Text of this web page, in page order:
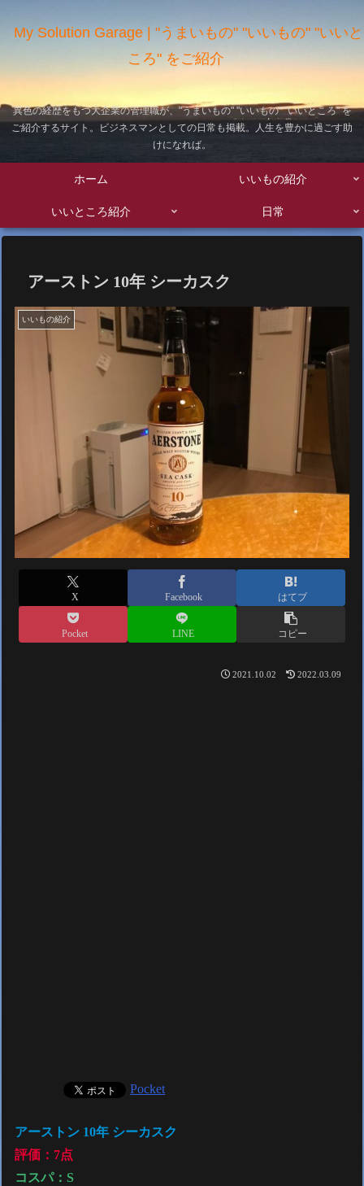
My Solution Garage | "うまいもの" "いいもの" "いいと
ころ" をご紹介
異色の経歴をもつ大企業の管理職が、"うまいもの" "いいもの" "いいところ" を
ご紹介するサイト。ビジネスマンとしての日常も掲載。人生を豊かに過ごす助
けになれば。
ホーム いいもの紹介
いいところ紹介 日常
アーストン 10年 シーカスク
いいもの紹介
X Facebook はてブ
Pocket LINE コピー
2021.10.02 2022.03.09
Pocket
アーストン 10年 シーカスク
評価：7点
コスパ： S